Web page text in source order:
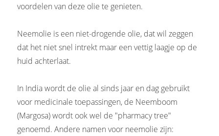
voordelen van deze olie te genieten.
Neemolie is een niet-drogende olie, dat wil zeggen
dat het niet snel intrekt maar een vettig laagje op de
huid achterlaat.
In India wordt de olie al sinds jaar en dag gebruikt
voor medicinale toepassingen, de Neemboom
(Margosa) wordt ook wel de "pharmacy tree"
genoemd. Andere namen voor neemolie zijn: